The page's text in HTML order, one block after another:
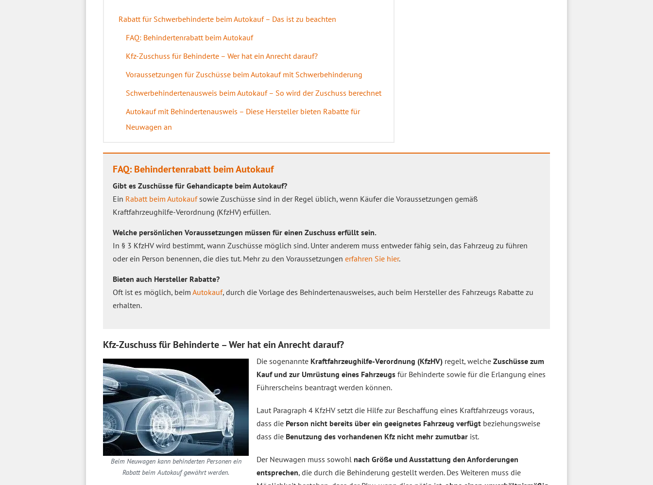
Rabatt für Schwerbehinderte beim Autokauf – Das ist zu beachten
FAQ: Behindertenrabatt beim Autokauf
Kfz-Zuschuss für Behinderte – Wer hat ein Anrecht darauf?
Voraussetzungen für Zuschüsse beim Autokauf mit Schwerbehinderung
Schwerbehindertenausweis beim Autokauf – So wird der Zuschuss berechnet
Autokauf mit Behindertenausweis – Diese Hersteller bieten Rabatte für
Neuwagen an
FAQ: Behindertenrabatt beim Autokauf
Gibt es Zuschüsse für Gehandicapte beim Autokauf?
Ein Rabatt beim Autokaufsowie Zuschüsse sind in der Regel üblich, wenn Käufer die Voraussetzungen gemäß
Kraftfahrzeughilfe-Verordnung (KfzHV) erfüllen.
Welche persönlichen Voraussetzungen müssen für einen Zuschuss erfüllt sein.
In § 3 KfzHV wird bestimmt, wann Zuschüsse möglich sind. Unter anderem muss entweder fähig sein, das Fahrzeug zu führen
oder ein Person benennen, die dies tut. Mehr zu den Voraussetzungen erfahren Sie hier.
Bieten auch Hersteller Rabatte?
Oft ist es möglich, beim Autokauf, durch die Vorlage des Behindertenausweises, auch beim Hersteller des Fahrzeugs Rabatte zu
erhalten.
Kfz-Zuschuss für Behinderte – Wer hat ein Anrecht darauf?
Beim Neuwagen kann behinderten Personen ein
Rabatt beim Autokauf gewährt werden.
Die sogenannte Kraftfahrzeughilfe-Verordnung (KfzHV) regelt, welche Zuschüsse zum
Kauf und zur Umrüstung eines Fahrzeugs für Behinderte sowie für die Erlangung eines
Führerscheins beantragt werden können.
Laut Paragraph 4 KfzHV setzt die Hilfe zur Beschaffung eines Kraftfahrzeugs voraus,
dass die Person nicht bereits über ein geeignetes Fahrzeug verfügt beziehungsweise
dass die Benutzung des vorhandenen Kfz nicht mehr zumutbar ist.
Der Neuwagen muss sowohl nach Größe und Ausstattung den Anforderungen
entsprechen, die durch die Behinderung gestellt werden. Des Weiteren muss die